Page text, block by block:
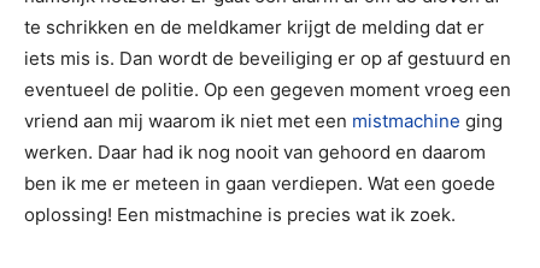
te schrikken en de meldkamer krijgt de melding dat er
iets mis is. Dan wordt de beveiliging er op af gestuurd en
eventueel de politie. Op een gegeven moment vroeg een
vriend aan mij waarom ik niet met een mistmachine ging
werken. Daar had ik nog nooit van gehoord en daarom
ben ik me er meteen in gaan verdiepen. Wat een goede
oplossing! Een mistmachine is precies wat ik zoek.